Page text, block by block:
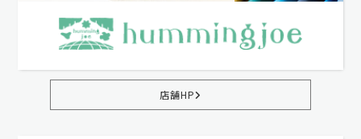
店舗HP